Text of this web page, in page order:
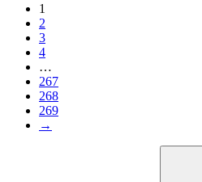
1
2
3
4
…
267
268
269
→